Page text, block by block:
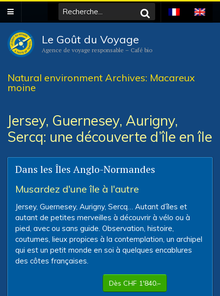
Le Goût du Voyage
Agence de voyage responsable – Café bio
Natural environment Archives: Macareux
moine
Jersey, Guernesey, Aurigny,
Sercq: une découverte d’île en île
Dans les Îles Anglo-Normandes
Musardez d'une île à l'autre
Jersey, Guernesey, Aurigny, Sercq… Autant d’îles et
autant de petites merveilles à découvrir à vélo ou à
pied, avec ou sans guide. Observation, histoire,
coutumes, lieux propices à la contemplation, un archipel
qui est un petit monde en soi à quelques encablures
des côtes françaises.
Dès CHF 1'840.–